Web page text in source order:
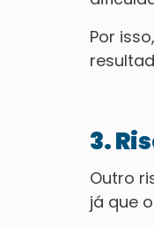
Por
3.
Outro
já que